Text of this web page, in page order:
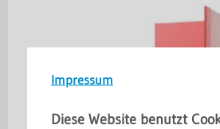
Impressum
Diese Website benutzt